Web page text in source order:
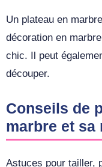
Un plateau en
décoration en
chic. Il peut
découper.
Conseils de
marbre et sa
Astuces pour tailler,